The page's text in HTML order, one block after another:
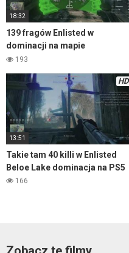
18:32
139 fragów Enlisted w
dominacji na mapie
Pokrovskoe City
193
HD
13:51
Takie tam 40 killi w Enlisted
Beloe Lake dominacja na PS5
166